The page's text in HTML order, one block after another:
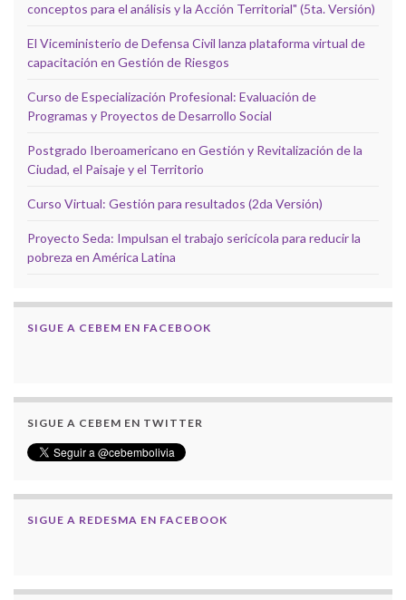
conceptos para el análisis y la Acción Territorial" (5ta. Versión)
El Viceministerio de Defensa Civil lanza plataforma virtual de
capacitación en Gestión de Riesgos
Curso de Especialización Profesional: Evaluación de
Programas y Proyectos de Desarrollo Social
Postgrado Iberoamericano en Gestión y Revitalización de la
Ciudad, el Paisaje y el Territorio
Curso Virtual: Gestión para resultados (2da Versión)
Proyecto Seda: Impulsan el trabajo sericícola para reducir la
pobreza en América Latina
SIGUE A CEBEM EN FACEBOOK
SIGUE A CEBEM EN TWITTER
SIGUE A REDESMA EN FACEBOOK